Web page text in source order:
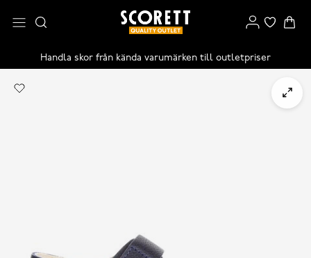
Handla skor från kända varumärken till outletpriser